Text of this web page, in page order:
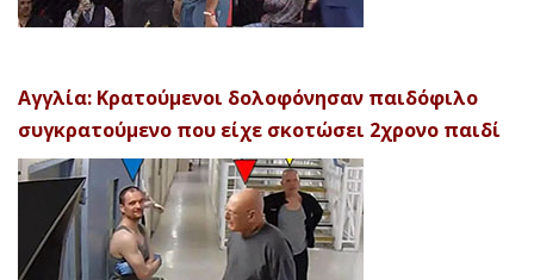
Αγγλία: Κρατούμενοι δολοφόνησαν παιδόφιλο
συγκρατούμενο που είχε σκοτώσει 2χρονο παιδί